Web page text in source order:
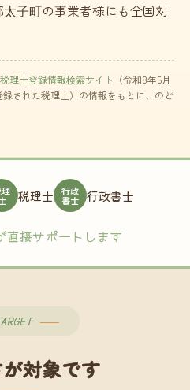
太子町の事業者様にも全国対
理士登録情報検索サイト （令和8年5月
された税理士）の情報をもとに、のど
税理士 行政
書士 行政書士
直接サポートします
対象です